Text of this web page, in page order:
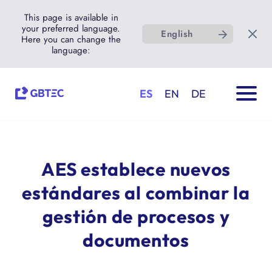
This page is available in
your preferred language.
Here you can change the
language:
English
ES EN DE
AES establece nuevos
estándares al combinar la
gestión de procesos y
documentos